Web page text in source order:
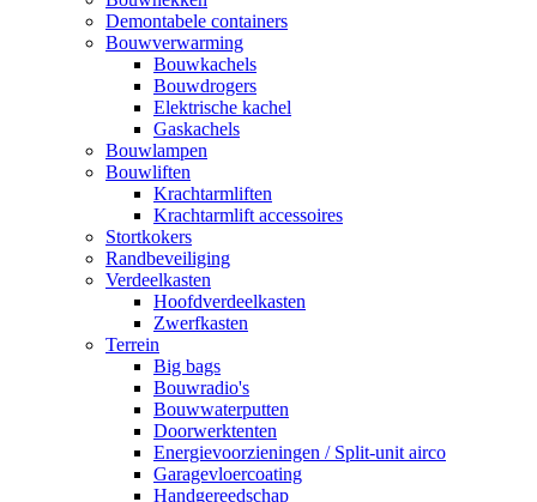
Demontabele containers
Bouwverwarming
Bouwkachels
Bouwdrogers
Elektrische kachel
Gaskachels
Bouwlampen
Bouwliften
Krachtarmliften
Krachtarmlift accessoires
Stortkokers
Randbeveiliging
Verdeelkasten
Hoofdverdeelkasten
Zwerfkasten
Terrein
Big bags
Bouwradio's
Bouwwaterputten
Doorwerktenten
Energievoorzieningen / Split-unit airco
Garagevloercoating
Handgereedschap